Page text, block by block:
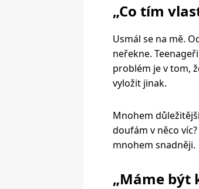
„Co tím
Usmál se na mě.
neřekne.
problém je v tom,
vyložit jinak.
Mnohem
doufám v něco
mnohem snadněji.
„Máme být